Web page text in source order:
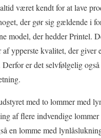
været kendt for at lave
der gør sig gældende i
model, der hedder Printel.
ypperste kvalitet, der giver
er det selvfølgelig også
med to lommer med
af flere indvendige
en lomme med